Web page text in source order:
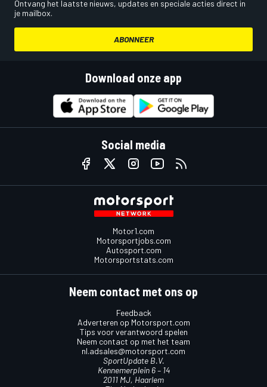
Ontvang het laatste nieuws, updates en speciale acties direct in
je mailbox.
ABONNEER
Download onze app
Social media
Motor1.com
Motorsportjobs.com
Autosport.com
Motorsportstats.com
Neem contact met ons op
Feedback
Adverteren op Motorsport.com
Tips voor verantwoord spelen
Neem contact op met het team
nl.adsales@motorsport.com
SportUpdate B.V.
Kennemerplein 6 – 14
2011 MJ, Haarlem